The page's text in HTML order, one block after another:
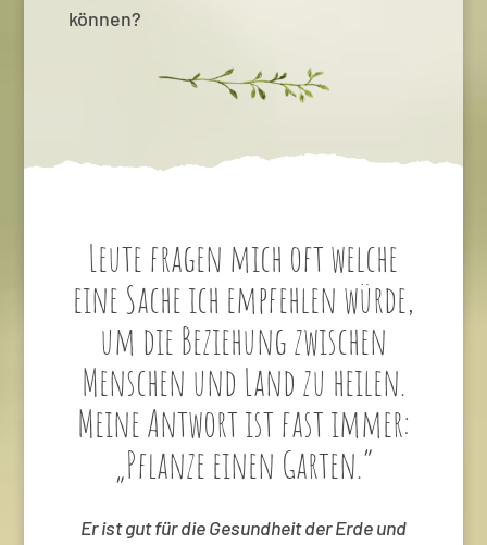
können?
Leute fragen mich oft welche
eine Sache ich empfehlen würde,
um die Beziehung zwischen
Menschen und Land zu heilen.
Meine Antwort ist fast immer:
„Pflanze einen Garten.“
Er ist gut für die Gesundheit der Erde und